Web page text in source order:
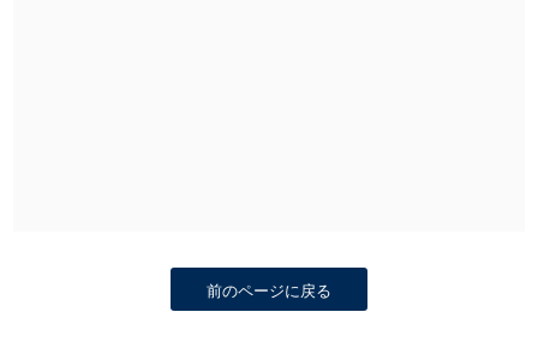
前のページに戻る